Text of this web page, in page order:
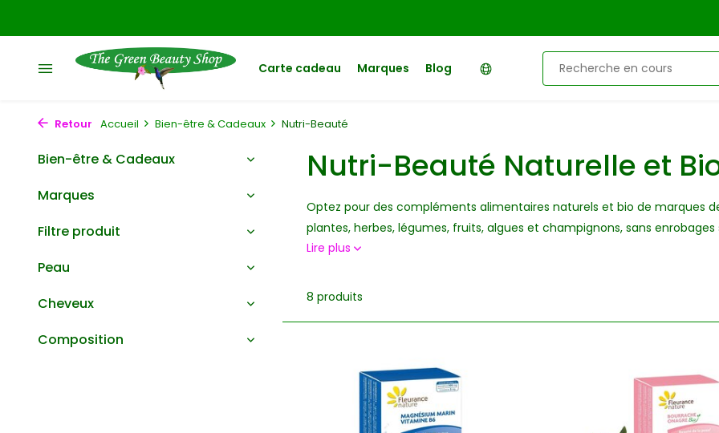
Carte cadeau Marques Blog
Retour Accueil Bien-être & Cadeaux Nutri-Beauté
Bien-être & Cadeaux
Marques
Filtre produit
Peau
Cheveux
Composition
Nutri-Beauté Naturelle et
Optez pour des compléments alimentaires naturels et bio de marques
plantes, herbes, légumes, fruits, algues et champignons, sans
Lire plus
8 produits